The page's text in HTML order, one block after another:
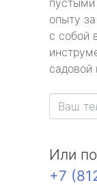
опыту
с собой
садовой
Или
+7